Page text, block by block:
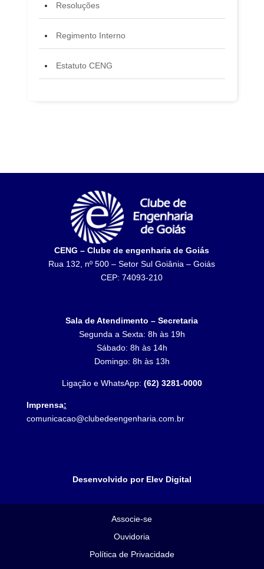
Resoluções
Regimento Interno
Estatuto CENG
CENG – Clube de engenharia de Goiás
Rua 132, nº 500 – Setor Sul Goiânia – Goiás
CEP: 74093-210
Sala de Atendimento – Secretaria
Segunda a Sexta: 8h às 19h
Sábado: 8h às 14h
Domingo: 8h às 13h
Ligação e WhatsApp: (62) 3281-0000
Imprensa:
comunicacao@clubedeengenharia.com.br
Desenvolvido por Elev Digital
Associe-se
Ouvidoria
Política de Privacidade